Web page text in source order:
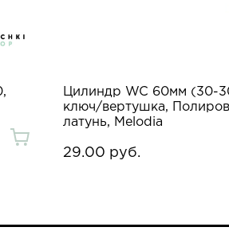
Цилиндр WC 60мм (30-
ключ/вертушка,
латунь, Melodia
29.00 руб.